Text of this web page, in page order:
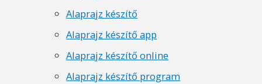
Alaprajz készítő
Alaprajz készítő app
Alaprajz készítő online
Alaprajz készítő program